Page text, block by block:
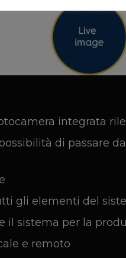
integrata
di passare
gli elementi del
il sistema per la
e remoto